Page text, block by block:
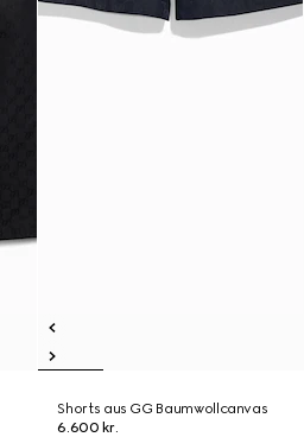
Shorts aus GG Baumwollcanvas
6.600 kr.